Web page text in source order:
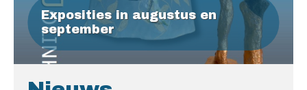
Exposities in augustus en
september